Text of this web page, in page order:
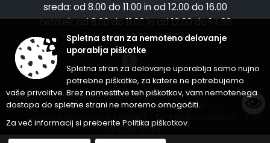
sreda: od 8.00 do 11.00 in od 12.00 do 16.00
četrtek:od 8.00 do 11.00 in od 12.00 do 14.30
petek: od 8.00 do 11.00
Splošni pogoji spletne strani
|
Center za varstvo osebnih podatkov
Kazalo strani
Spletna stran za nemoteno delovanje
uporablja piškotke
Spletna stran za delovanje uporablja samo nujno
potrebne piškotke, za katere ne potrebujemo
vaše privolitve. Brez namestitve teh piškotkov, vam nemotenega
dostopa do spletne strani ne moremo omogočiti.
Za več informacij si preberite Politika piškotkov.